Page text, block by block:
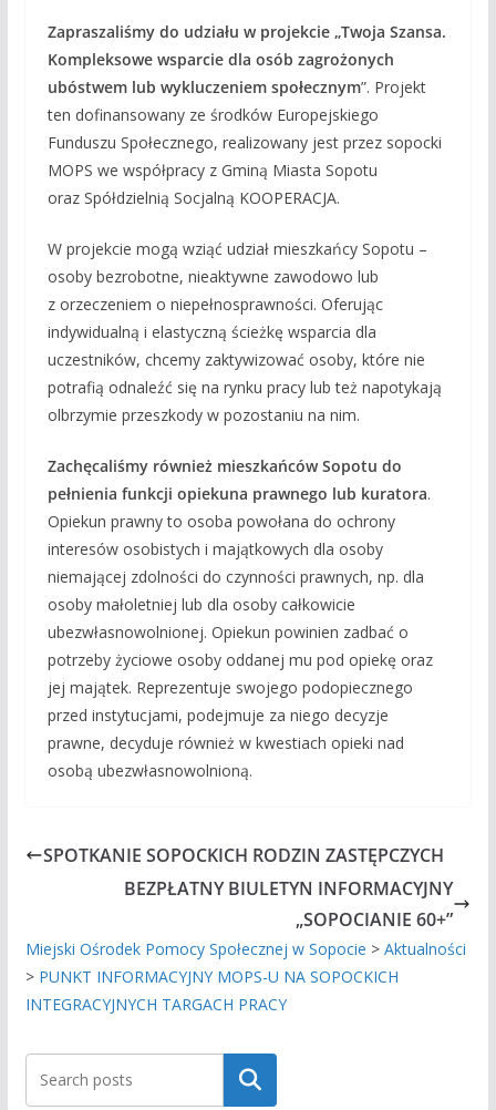
Zapraszaliśmy do udziału w projekcie „Twoja Szansa.
Kompleksowe wsparcie dla osób zagrożonych
ubóstwem lub wykluczeniem społecznym”. Projekt
ten dofinansowany ze środków Europejskiego
Funduszu Społecznego, realizowany jest przez sopocki
MOPS we współpracy z Gminą Miasta Sopotu
oraz Spółdzielnią Socjalną KOOPERACJA.
W projekcie mogą wziąć udział mieszkańcy Sopotu –
osoby bezrobotne, nieaktywne zawodowo lub
z orzeczeniem o niepełnosprawności. Oferując
indywidualną i elastyczną ścieżkę wsparcia dla
uczestników, chcemy zaktywizować osoby, które nie
potrafią odnaleźć się na rynku pracy lub też napotykają
olbrzymie przeszkody w pozostaniu na nim.
Zachęcaliśmy również mieszkańców Sopotu do
pełnienia funkcji opiekuna prawnego lub kuratora.
Opiekun prawny to osoba powołana do ochrony
interesów osobistych i majątkowych dla osoby
niemającej zdolności do czynności prawnych, np. dla
osoby małoletniej lub dla osoby całkowicie
ubezwłasnowolnionej. Opiekun powinien zadbać o
potrzeby życiowe osoby oddanej mu pod opiekę oraz
jej majątek. Reprezentuje swojego podopiecznego
przed instytucjami, podejmuje za niego decyzje
prawne, decyduje również w kwestiach opieki nad
osobą ubezwłasnowolnioną.
SPOTKANIE SOPOCKICH RODZIN ZASTĘPCZYCH
BEZPŁATNY BIULETYN INFORMACYJNY
„SOPOCIANIE 60+”
Miejski Ośrodek Pomocy Społecznej w Sopocie > Aktualności
> PUNKT INFORMACYJNY MOPS-U NA SOPOCKICH
INTEGRACYJNYCH TARGACH PRACY
Szukaj